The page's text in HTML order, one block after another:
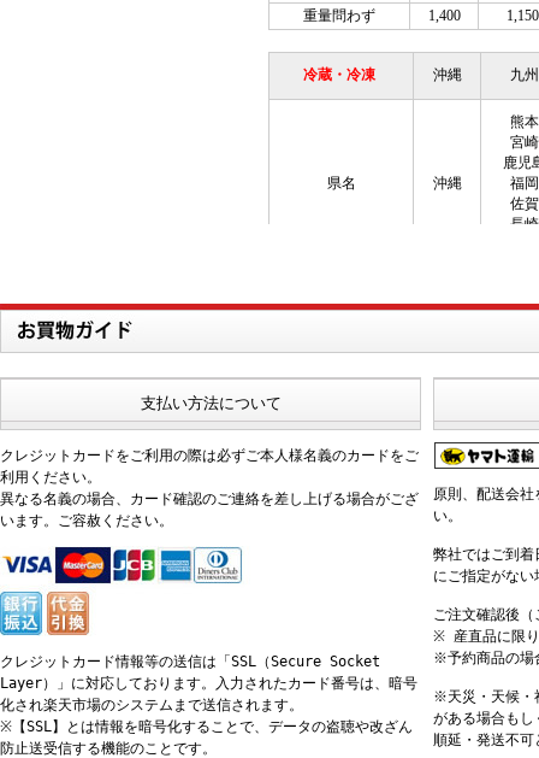
支払い方法について
クレジットカードをご利用の際は必ずご本人様名義のカードをご
利用ください。
異なる名義の場合、カード確認のご連絡を差し上げる場合がござ
います。ご容赦ください。
クレジットカード情報等の送信は「SSL（Secure Socket
Layer）」に対応しております。入力されたカード番号は、暗号
化され楽天市場のシステムまで送信されます。
※【SSL】とは情報を暗号化することで、データの盗聴や改ざん
防止送受信する機能のことです。
原則、配送会
い。
弊社ではご到着
にご指定がない
ご注文確認後
※ 産直品に限
※予約商品の場
※天災・天候・
がある場合もし
順延・発送不